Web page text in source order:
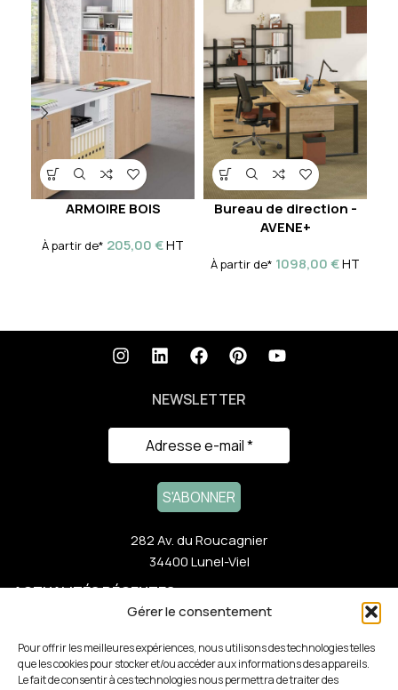
Gérer le consentement
Pour offrir les meilleures expériences, nous utilisons des technologies telles
que les cookies pour stocker et/ou accéder aux informations des appareils.
Le fait de consentir à ces technologies nous permettra de traiter des
ARMOIRE BOIS
À partir de* 205,00€HT
Bureau de direction -
AVENE+
À partir de* 1098,00€HT
NEWSLETTER
282 Av. du Roucagnier
34400 Lunel-Viel
ACTUALITÉS RÉCENTES
NOTRE GAMME